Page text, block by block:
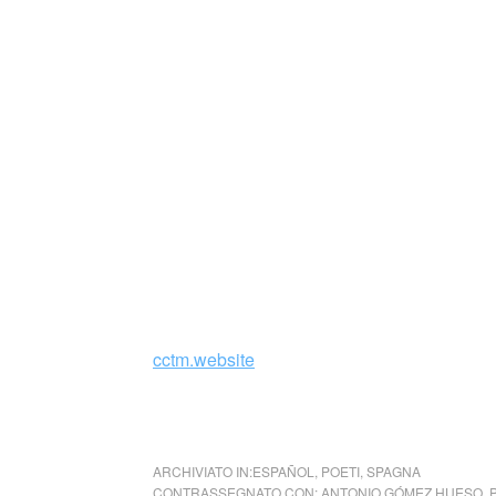
cctm.website
ARCHIVIATO IN:ESPAÑOL POETI SPAGNA
CONTRASSEGNATO CON:ANTONIO GÓMEZ HUESO